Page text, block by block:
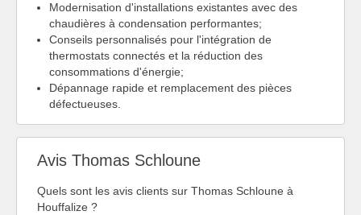
Modernisation d'installations existantes avec des
chaudières à condensation performantes;
Conseils personnalisés pour l'intégration de
thermostats connectés et la réduction des
consommations d'énergie;
Dépannage rapide et remplacement des pièces
défectueuses.
Avis Thomas Schloune
Quels sont les avis clients sur Thomas Schloune à
Houffalize ?